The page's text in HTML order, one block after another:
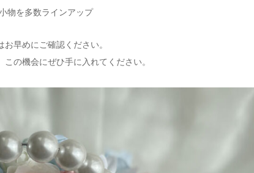
物を多数ラインアップ
早めにご確認ください。
の機会にぜひ手に入れてください。